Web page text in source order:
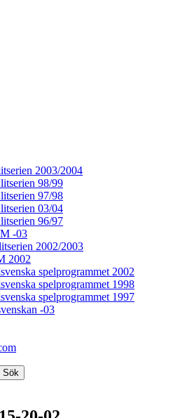
2003/2004
98/99
97/98
03/04
96/97
-03
2002/2003
2002
spelprogrammet 2002
spelprogrammet 1998
spelprogrammet 1997
-03